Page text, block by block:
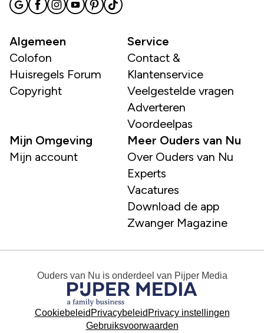
Algemeen
Colofon
Huisregels Forum
Copyright
Service
Contact &
Klantenservice
Veelgestelde vragen
Adverteren
Voordeelpas
Mijn Omgeving
Mijn account
Meer Ouders van Nu
Over Ouders van Nu
Experts
Vacatures
Download de app
Zwanger Magazine
Ouders van Nu is onderdeel van Pijper Media
Cookiebeleid Privacybeleid Privacy instellingen
Gebruiksvoorwaarden